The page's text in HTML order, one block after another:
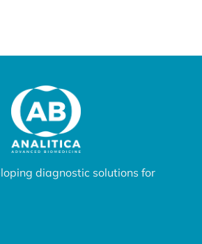
diagnostic solutions for